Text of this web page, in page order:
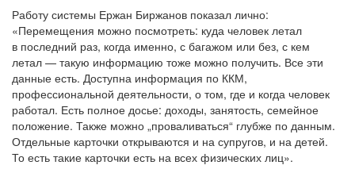
Работу системы Ержан Биржанов показал лично:
«Перемещения можно посмотреть: куда человек летал
в последний раз, когда именно, с багажом или без, с кем
летал — такую информацию тоже можно получить. Все эти
данные есть. Доступна информация по ККМ,
профессиональной деятельности, о том, где и когда человек
работал. Есть полное досье: доходы, занятость, семейное
положение. Также можно „проваливаться“ глубже по данным.
Отдельные карточки открываются и на супругов, и на детей.
То есть такие карточки есть на всех физических лиц».